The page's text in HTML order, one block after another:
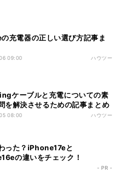
充電器の正しい選び方記事ま
09:00 ハウツー
ケーブルと充電についての素
を解決させるための記事まとめ
08:00 ハウツー
った？iPhone17eと
の違いをチェック！
- PR -